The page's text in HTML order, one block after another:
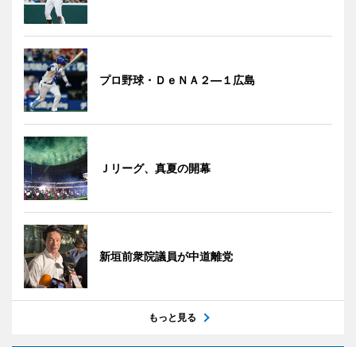
プロ野球・ＤｅＮＡ２―１広島
Ｊリーグ、真夏の開幕
新垣前衆院議員が中道離党
もっと見る